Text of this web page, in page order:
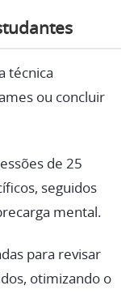
técnica
ou concluir
de 25
seguidos
mental.
para revisar
otimizando o